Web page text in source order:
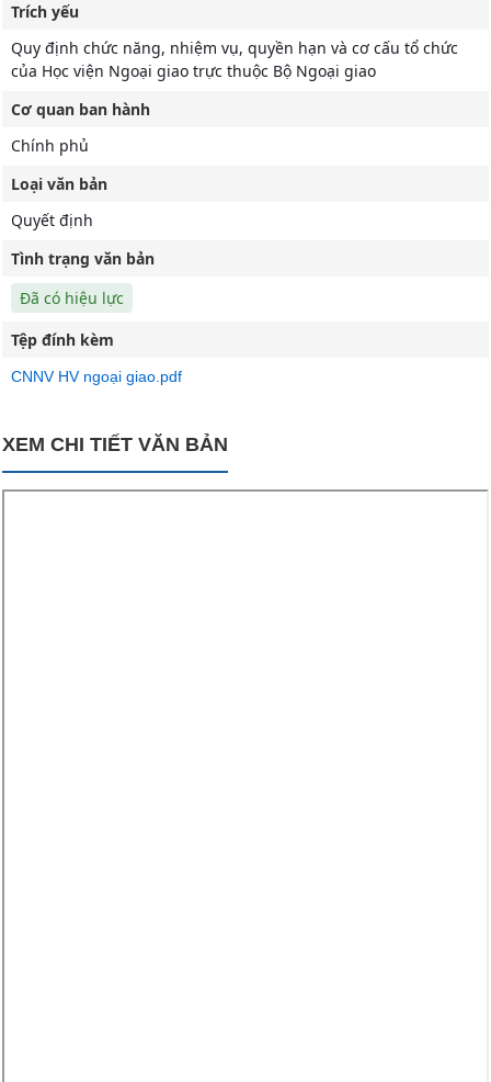
Trích yếu
Quy định chức năng, nhiệm vụ, quyền hạn và cơ cấu tổ chức
của Học viện Ngoại giao trực thuộc Bộ Ngoại giao
Cơ quan ban hành
Chính phủ
Loại văn bản
Quyết định
Tình trạng văn bản
Đã có hiệu lực
Tệp đính kèm
CNNV HV ngoại giao.pdf
XEM CHI TIẾT VĂN BẢN